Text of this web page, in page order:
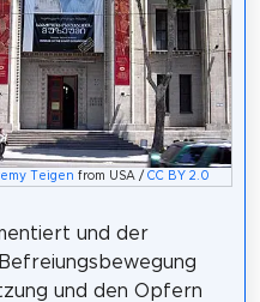
Teigen from USA / CC BY 2.0
und der
und den Opfern